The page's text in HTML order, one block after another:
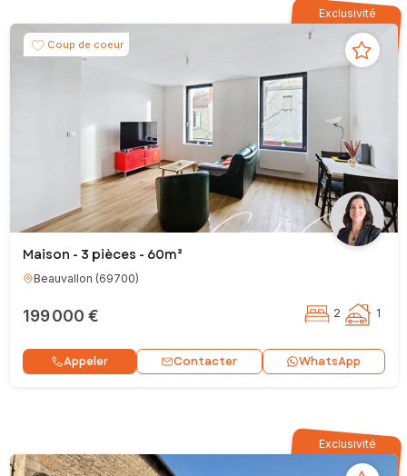
Exclusivité
Coup de coeur
Maison - 3 pièces - 60m²
Beauvallon (69700)
199 000 € 2 1
Appeler Contacter WhatsApp
Exclusivité